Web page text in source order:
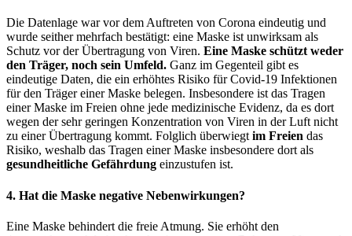
Die Datenlage war vor dem Auftreten von Corona eindeutig und
wurde seither mehrfach bestätigt: eine Maske ist unwirksam als
Schutz vor der Übertragung von Viren. Eine Maske schützt weder
den Träger, noch sein Umfeld. Ganz im Gegenteil gibt es
eindeutige Daten, die ein erhöhtes Risiko für Covid-19 Infektionen
für den Träger einer Maske belegen. Insbesondere ist das Tragen
einer Maske im Freien ohne jede medizinische Evidenz, da es dort
wegen der sehr geringen Konzentration von Viren in der Luft nicht
zu einer Übertragung kommt. Folglich überwiegtim Freien das
Risiko, weshalb das Tragen einer Maske insbesondere dort als
gesundheitliche Gefährdung einzustufen ist.
4. Hat die Maske negative Nebenwirkungen?
Eine Maske behindert die freie Atmung. Sie erhöht den